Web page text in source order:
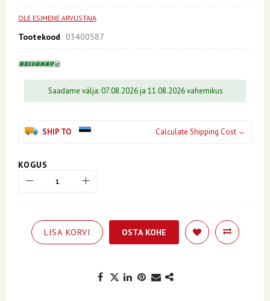
images
OLE ESIMENE ARVUSTAJA
Tootekood 03400587
Saadame välja: 07.08.2026 ja 11.08.2026 vahemikus
SHIP TO Calculate Shipping Cost
KOGUS
LISA KORVI OSTA KOHE